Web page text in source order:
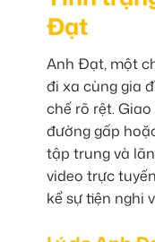
Đạt
Anh Đạt, một
đi xa cùng gia
chế rõ rệt.
đường gấp
tập trung và
video trực
kể sự tiện nghi